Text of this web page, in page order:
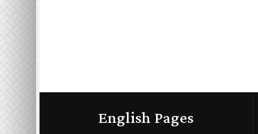
English Pages